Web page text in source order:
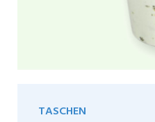
TASCHEN